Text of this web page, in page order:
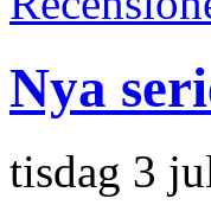
Nya
tisdag 3